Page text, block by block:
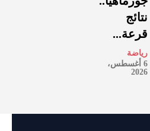
نتائج
قرعة...
رياضة
6 أغسطس،
2026